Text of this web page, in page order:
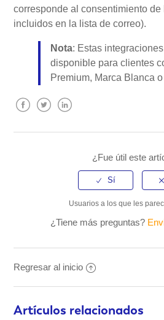
corresponde al consentimiento
incluidos en la lista de correo).
Nota: Estas
disponible para clientes
Premium, Marca Blanca
¿Fue útil este
Usuarios a los que les
¿Tiene más preguntas?
Regresar al inicio
Artículos relacionados